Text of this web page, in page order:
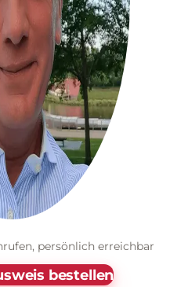
persönlich erreichbar
bestellen